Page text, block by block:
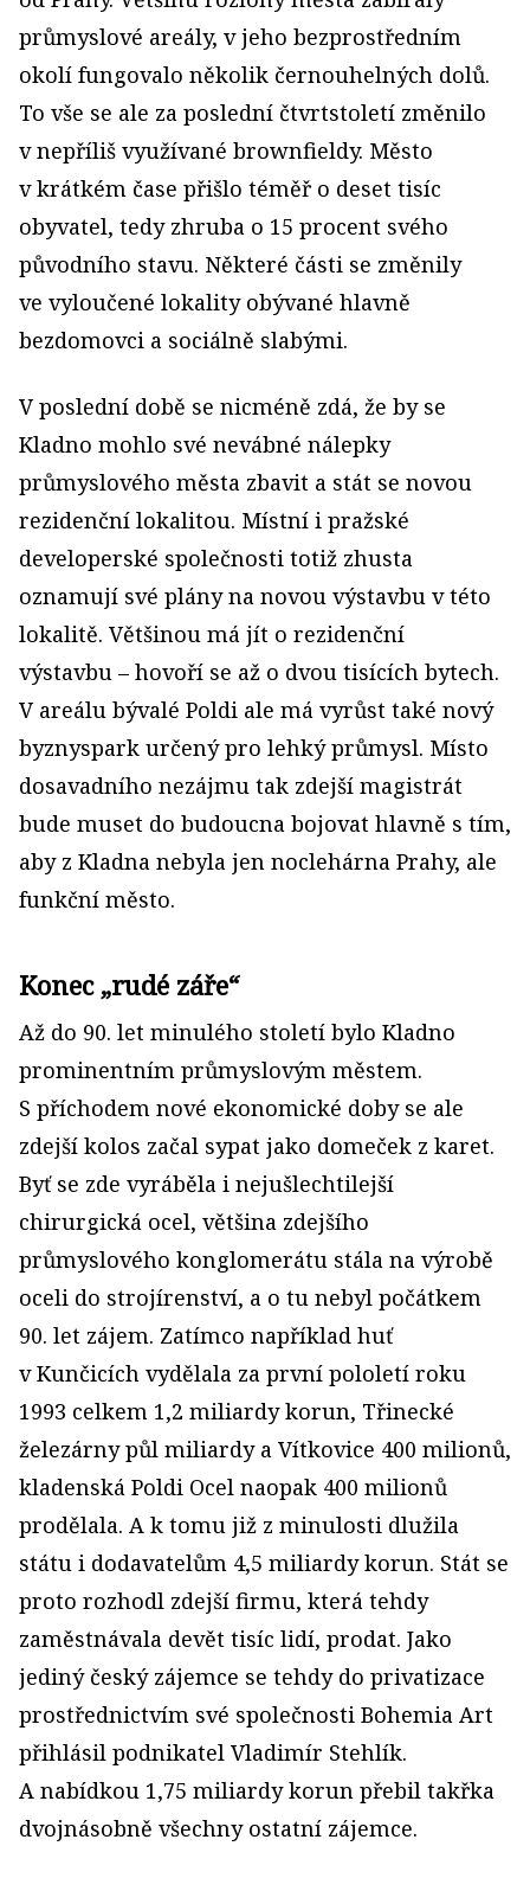
průmyslové areály, v jeho bezprostředním
okolí fungovalo několik černouhelných dolů.
To vše se ale za poslední čtvrtstoletí změnilo
v nepříliš využívané brownfieldy. Město
v krátkém čase přišlo téměř o deset tisíc
obyvatel, tedy zhruba o 15 procent svého
původního stavu. Některé části se změnily
ve vyloučené lokality obývané hlavně
bezdomovci a sociálně slabými.
V poslední době se nicméně zdá, že by se
Kladno mohlo své nevábné nálepky
průmyslového města zbavit a stát se novou
rezidenční lokalitou. Místní i pražské
developerské společnosti totiž zhusta
oznamují své plány na novou výstavbu v této
lokalitě. Většinou má jít o rezidenční
výstavbu – hovoří se až o dvou tisících bytech.
V areálu bývalé Poldi ale má vyrůst také nový
byznyspark určený pro lehký průmysl. Místo
dosavadního nezájmu tak zdejší magistrát
bude muset do budoucna bojovat hlavně s tím,
aby z Kladna nebyla jen noclehárna Prahy, ale
funkční město.
Konec „rudé záře“
Až do 90. let minulého století bylo Kladno
prominentním průmyslovým městem.
S příchodem nové ekonomické doby se ale
zdejší kolos začal sypat jako domeček z karet.
Byť se zde vyráběla i nejušlechtilejší
chirurgická ocel, většina zdejšího
průmyslového konglomerátu stála na výrobě
oceli do strojírenství, a o tu nebyl počátkem
90. let zájem. Zatímco například huť
v Kunčicích vydělala za první pololetí roku
1993 celkem 1,2 miliardy korun, Třinecké
železárny půl miliardy a Vítkovice 400 milionů,
kladenská Poldi Ocel naopak 400 milionů
prodělala. A k tomu již z minulosti dlužila
státu i dodavatelům 4,5 miliardy korun. Stát se
proto rozhodl zdejší firmu, která tehdy
zaměstnávala devět tisíc lidí, prodat. Jako
jediný český zájemce se tehdy do privatizace
prostřednictvím své společnosti Bohemia Art
přihlásil podnikatel Vladimír Stehlík.
A nabídkou 1,75 miliardy korun přebil takřka
dvojnásobně všechny ostatní zájemce.